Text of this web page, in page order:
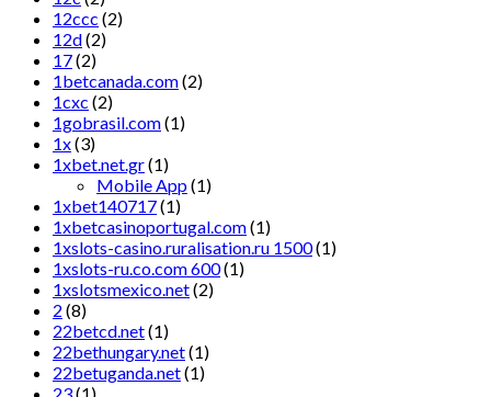
12ccc (2)
12d(2)
17(2)
1betcanada.com(2)
1cxc (2)
1gobrasil.com(1)
1x(3)
1xbet.net.gr(1)
Mobile App(1)
1xbet140717(1)
1xbetcasinoportugal.com(1)
1xslots-casino.ruralisation.ru 1500(1)
1xslots-ru.co.com 600(1)
1xslotsmexico.net(2)
2 (8)
22betcd.net(1)
22bethungary.net(1)
22betuganda.net(1)
23(1)